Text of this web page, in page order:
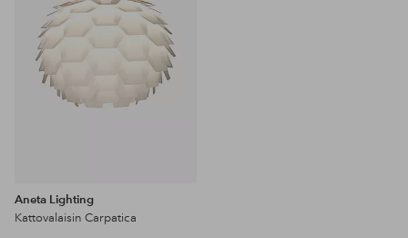
Aneta Lighting
Kattovalaisin Carpatica